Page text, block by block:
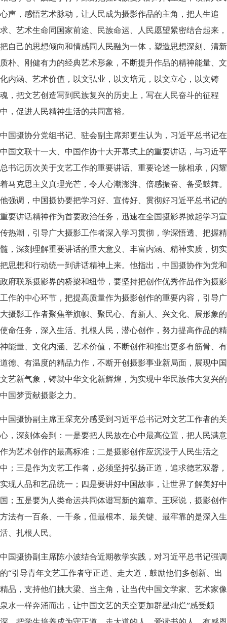
心声，感悟艺术脉动，让人民成为摄影作品的主角，把人生追
求、艺术生命同国家前途、民族命运、人民愿望紧密结合起来，
把自己的思想倾向和情感同人民融为一体，塑造思想深刻、清新
质朴、刚健有力的经典艺术形象，不断提升作品的精神能量、文
化内涵、艺术价值，以文弘业，以文培元，以文立心，以文铸
魂，把文艺创造写到民族复兴的历史上，写在人民奋斗的征程
中，促进人民精神生活的共同富裕。
中国摄协分党组书记、驻会副主席郑更生认为，习近平总书记在
中国文联十一大、中国作协十大开幕式上的重要讲话，与习近平
总书记历次关于文艺工作的重要讲话、重要论述一脉相承，闪耀
着马克思主义真理光芒，令人心潮澎湃、倍感振奋、备受鼓舞。
他强调，中国摄协要把学习好、宣传好、贯彻好习近平总书记的
重要讲话精神作为首要政治任务，迅速在全国摄影界掀起学习宣
传热潮，引导广大摄影工作者深入学习贯彻，学深悟透、把握精
髓，深刻理解重要讲话的重大意义、丰富内涵、精神实质，切实
把思想和行动统一到讲话精神上来。他指出，中国摄协作为党和
政府联系摄影界的桥梁和纽带，要坚持把创作优秀作品作为摄影
工作的中心环节，把提高质量作为摄影创作的重要内容，引导广
大摄影工作者聚焦举旗帜、聚民心、育新人、兴文化、展形象的
使命任务，深入生活、扎根人民，潜心创作，努力提高作品的精
神能量、文化内涵、艺术价值，不断创作和推出更多有筋骨、有
道德、有温度的精品力作，不断开创摄影事业新局面，展现中国
文艺新气象，铸就中华文化新辉煌，为实现中华民族伟大复兴的
中国梦贡献摄影之力。
中国摄协副主席王琛充分感受到习近平总书记对文艺工作者的关
心，深刻体会到：一是要把人民放在心中最高位置，把人民满意
作为艺术创作的最高标准；二是摄影创作应沉浸于人民生活之
中；三是作为文艺工作者，必须坚持弘扬正道，追求德艺双馨，
实现人品和艺品统一；四是要讲好中国故事，让世界了解美好中
国；五是要为人类命运共同体谱写新的篇章。王琛说，摄影创作
方法有一百条、一千条，但最根本、最关键、最牢靠的是深入生
活、扎根人民。
中国摄协副主席陈小波结合近期教学实践，对习近平总书记强调
的“引导青年文艺工作者守正道、走大道，鼓励他们多创新、出
精品，支持他们挑大梁、当主角，让当代中国文学家、艺术家像
泉水一样奔涌而出，让中国文艺的天空更加群星灿烂”感受颇